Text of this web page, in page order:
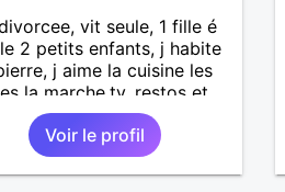
vit seule, 1 fille é
2 petits enfants, j habite
j aime la cuisine les
la marche,tv, restos et
1m65 68 kgse
Voir le profil